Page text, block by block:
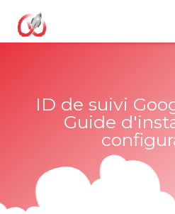
ID de suivi
Guide